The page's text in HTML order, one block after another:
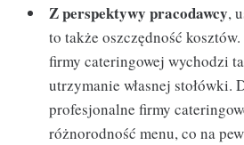
Z perspektywy pracodawcy,
to także oszczędność
firmy cateringowej wychodzi
utrzymanie własnej stołówki.
profesjonalne firmy
różnorodność menu, co na